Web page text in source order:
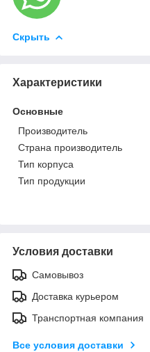
Скрыть
Характеристики
Основные
Производитель
Страна производитель
Тип корпуса
Тип продукции
Условия доставки
Самовывоз
Доставка курьером
Транспортная компания
Все условия доставки